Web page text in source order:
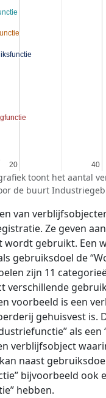
20
20 40
40
toont het aantal
de buurt
van
Ze geven
wordt gebruikt. Een
gebruiksdoel de
zijn 11
verschillende
voorbeeld is een
gehuisvest is.
als een
verblijfsobject
naast
bijvoorbeeld ook
hebben.